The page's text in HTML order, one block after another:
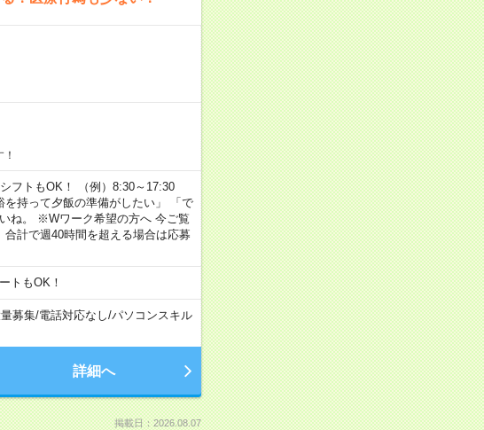
フトもOK！ （例）8:30～17:30
持って夕飯の準備がしたい」 「で
ね。 ※Wワーク希望の方へ 今ご覧
計で週40時間を超える場合は応募
トもOK！
募集/電話対応なし/パソコンスキル
詳細へ
掲載日：2026.08.07